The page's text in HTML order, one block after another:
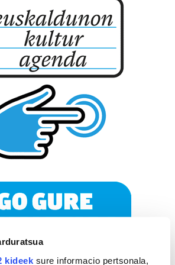
kideek sure informacio pertsonala,